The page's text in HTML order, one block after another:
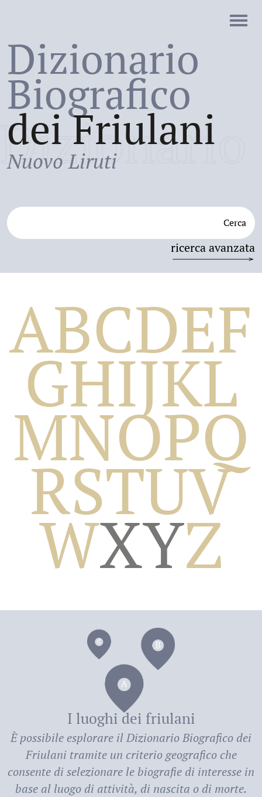
Dizionario
Biografico
dei Friulani
Nuovo Liruti
Cerca
ricerca avanzata
Dizionario
Biografico
dei
ABCDEF
GHIJKL
MNOPQ
RSTUV
WXYZ
I luoghi dei friulani
È possibile esplorare ilDizionario Biografico dei
Friulani tramite un criterio geografico che
consente di selezionare le biografie di interesse in
base al luogo di attività, di nascita o di morte.